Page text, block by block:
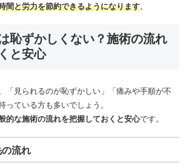
間と労力を節約できるようになります。
恥ずかしくない？施術の流れ
と安心
「見られるのが恥ずかしい」「痛みや手順が不
っている方も多いでしょう。
的な施術の流れを把握しておくと安心です。
流れ